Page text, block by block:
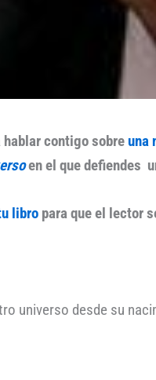
contigo sobreuna
en el que defiendes
libropara que el lector
universo desde su